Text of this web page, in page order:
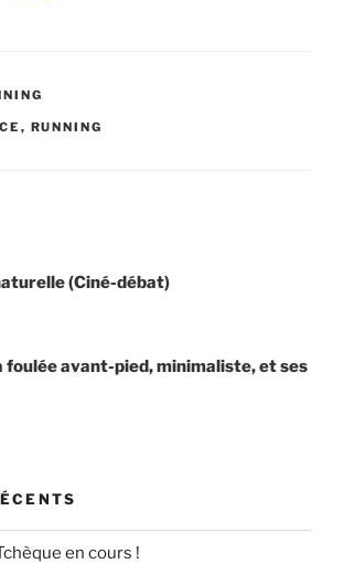
l
er
, RUNNING
(Ciné-débat)
foulée avant-pied, minimaliste, et ses
en cours !